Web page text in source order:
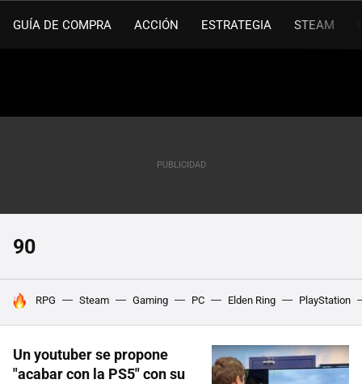
GUÍA DE COMPRA ACCIÓN ESTRATEGIA STEAM
90
HOY SE HABLA DE
RPG Steam Gaming PC Elden Ring PlayStation
Un youtuber se propone
"acabar con la PS5" con su